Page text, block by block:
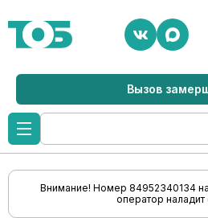
Вызов
Внимание! Номер 84952340134
оператор наладит